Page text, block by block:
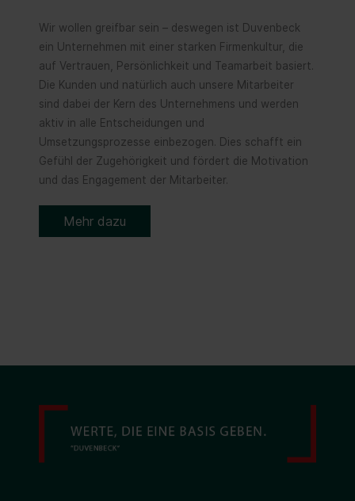
Wir wollen greifbar sein – deswegen ist Duvenbeck
ein Unternehmen mit einer starken Firmenkultur, die
auf Vertrauen, Persönlichkeit und Teamarbeit basiert.
Die Kunden und natürlich auch unsere Mitarbeiter
sind dabei der Kern des Unternehmens und werden
aktiv in alle Entscheidungen und
Umsetzungsprozesse einbezogen. Dies schafft ein
Gefühl der Zugehörigkeit und fördert die Motivation
und das Engagement der Mitarbeiter.
Mehr dazu